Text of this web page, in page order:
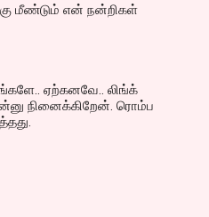
மீண்டும் என் நன்றிகள்
ஏற்கனவே.. லிங்க்
நினைக்கிறேன். ரொம்ப